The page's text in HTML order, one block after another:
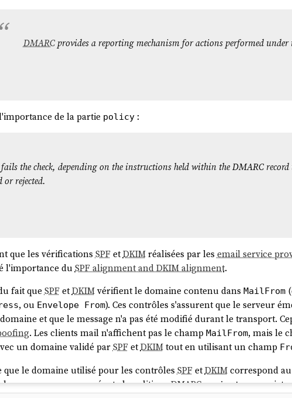
DMARCprovides a reporting mechanism for actions performed under
de la partie policy:
the check, depending on the instructions held within the DMARC record
rejected.
que les vérifications SPFetDKIMréalisées par les email service
l'importance du SPF alignment and DKIM alignment.
fait queSPFetDKIMvérifient le domaine contenu dans MailFrom
, ou Envelope From). Ces contrôles s'assurent que le serveur
et que le message n'a pas été modifié durant le transport.
. Les clients mail n'affichent pas le champ MailFrom, mais le
un domaine validé parSPFetDKIMtout en utilisant un champ
le domaine utilisé pour les contrôles SPFetDKIMcorrespond
serveur receveur exécute la politiqueDMARC:rejectpour